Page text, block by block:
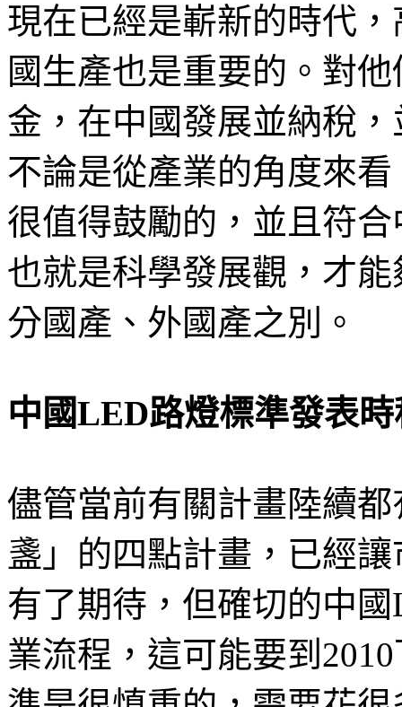
現在已經是嶄新的時代
國生產也是重要的。對
金，在中國發展並納稅
不論是從產業的角度來
很值得鼓勵的，並且符
也就是科學發展觀，才
分國產、外國產之別。
中國LED路燈標準發表
儘管當前有關計畫陸續
盞」的四點計畫，已經
有了期待，但確切的中
業流程，這可能要到